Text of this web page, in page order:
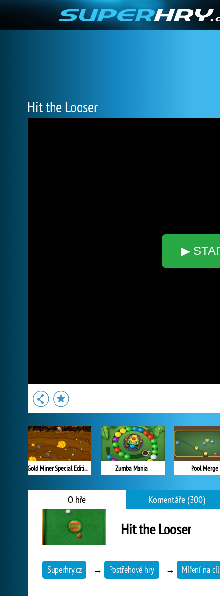
Hit the Looser
▶
Gold Miner Special Edition Zumba Mania Pool Merge
O hře Komentáře (300)
Hit the Looser
Superhry.cz → Postřehové hry → Míření na cíl